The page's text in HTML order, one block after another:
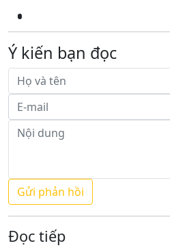
Ý kiến bạn đọc
Đọc tiếp